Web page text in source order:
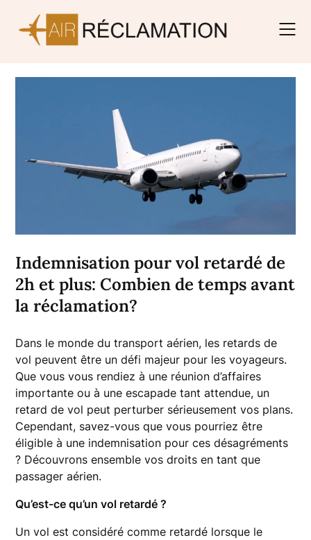
content
Indemnisation pour vol retardé de
2h et plus: Combien de temps avant
la réclamation?
Dans le monde du transport aérien, les retards de
vol peuvent être un défi majeur pour les voyageurs.
Que vous vous rendiez à une réunion d’affaires
importante ou à une escapade tant attendue, un
retard de vol peut perturber sérieusement vos plans.
Cependant, savez-vous que vous pourriez être
éligible à une indemnisation pour ces désagréments
? Découvrons ensemble vos droits en tant que
passager aérien.
Qu’est-ce qu’un vol retardé ?
Un vol est considéré comme retardé lorsque le